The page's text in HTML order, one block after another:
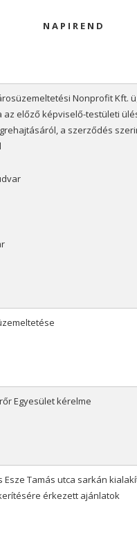
A P I R E N D
Nonprofit Kft.
az előző képviselő-testületi
a szerződés
Egyesület kérelme
Esze Tamás utca sarkán
érkezett ajánlatok